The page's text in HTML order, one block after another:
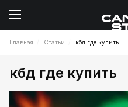
Главная Статьи кбд где купить
кбд где купить